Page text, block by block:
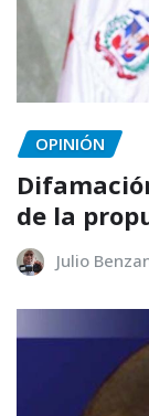
OPINIÓN
de la
Julio